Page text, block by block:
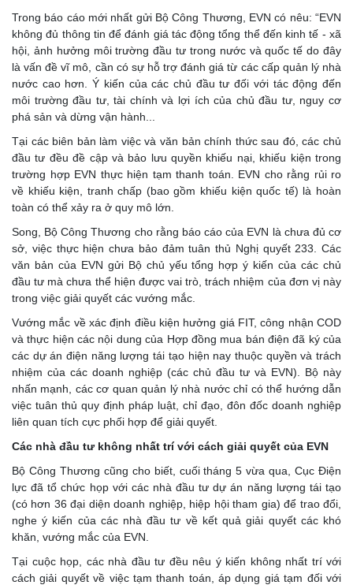
Trong báo cáo mới nhất gửi Bộ Công Thương, EVN có nêu: “EVN
không đủ thông tin để đánh giá tác động tổng thể đến kinh tế - xã
hội, ảnh hưởng môi trường đầu tư trong nước và quốc tế do đây
là vấn đề vĩ mô, cần có sự hỗ trợ đánh giá từ các cấp quản lý nhà
nước cao hơn. Ý kiến của các chủ đầu tư đối với tác động đến
môi trường đầu tư, tài chính và lợi ích của chủ đầu tư, nguy cơ
phá sản và dừng vận hành...
Tại các biên bản làm việc và văn bản chính thức sau đó, các chủ
đầu tư đều đề cập và bảo lưu quyền khiếu nại, khiếu kiện trong
trường hợp EVN thực hiện tạm thanh toán. EVN cho rằng rủi ro
về khiếu kiện, tranh chấp (bao gồm khiếu kiện quốc tế) là hoàn
toàn có thể xảy ra ở quy mô lớn.
Song, Bộ Công Thương cho rằng báo cáo của EVN là chưa đủ cơ
sở, việc thực hiện chưa bảo đảm tuân thủ Nghị quyết 233. Các
văn bản của EVN gửi Bộ chủ yếu tổng hợp ý kiến của các chủ
đầu tư mà chưa thể hiện được vai trò, trách nhiệm của đơn vị này
trong việc giải quyết các vướng mắc.
Vướng mắc về xác định điều kiện hưởng giá FIT, công nhận COD
và thực hiện các nội dung của Hợp đồng mua bán điện đã ký của
các dự án điện năng lượng tái tạo hiện nay thuộc quyền và trách
nhiệm của các doanh nghiệp (các chủ đầu tư và EVN). Bộ này
nhấn mạnh, các cơ quan quản lý nhà nước chỉ có thể hướng dẫn
việc tuân thủ quy định pháp luật, chỉ đạo, đôn đốc doanh nghiệp
liên quan tích cực phối hợp để giải quyết.
Các nhà đầu tư không nhất trí với cách giải quyết của EVN
Bộ Công Thương cũng cho biết, cuối tháng 5 vừa qua, Cục Điện
lực đã tổ chức họp với các nhà đầu tư dự án năng lượng tái tạo
(có hơn 36 đại diện doanh nghiệp, hiệp hội tham gia) để trao đổi,
nghe ý kiến của các nhà đầu tư về kết quả giải quyết các khó
khăn, vướng mắc của EVN.
Tại cuộc họp, các nhà đầu tư đều nêu ý kiến không nhất trí với
cách giải quyết về việc tạm thanh toán, áp dụng giá tạm đối với